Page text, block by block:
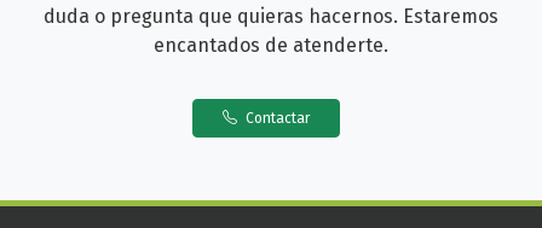
duda o pregunta que quieras hacernos. Estaremos
encantados de atenderte.
Contactar